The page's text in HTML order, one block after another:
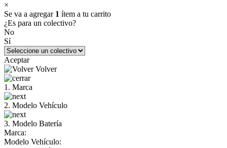
×
Se va a agregar 1 ítem a tu carrito
¿Es para un colectivo?
No
Sí
Aceptar
Volver
1. Marca
2. Modelo Vehículo
3. Modelo Batería
Marca:
Modelo Vehículo: